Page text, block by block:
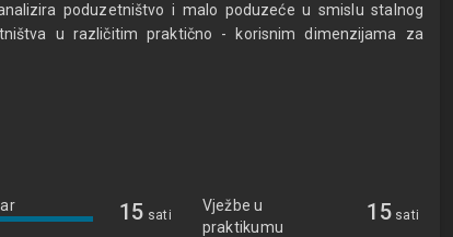
poduzetništvo i malo poduzeće u smislu stalnog
u različitim praktično - korisnim dimenzijama za
15 sati
Vježbe u
praktikumu
15 sati